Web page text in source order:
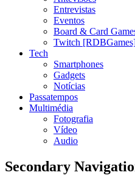
Entrevistas
Eventos
Board & Card
Twitch
Tech
Smartphones
Gadgets
Notícias
Passatempos
Multimédia
Fotografia
Vídeo
Audio
Secondary